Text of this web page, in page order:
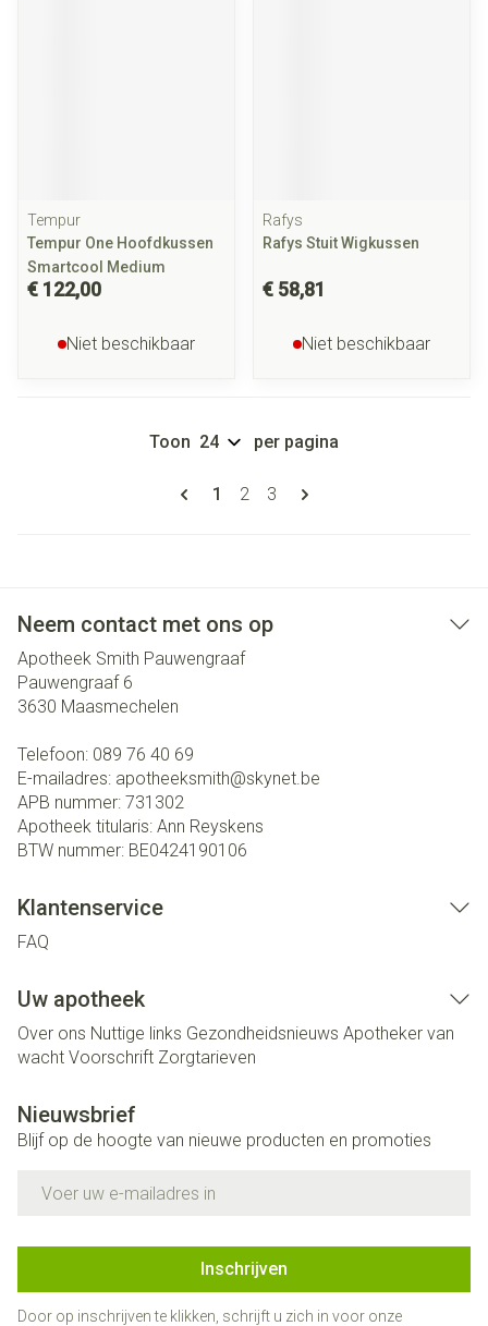
Tempur
Tempur One Hoofdkussen
Smartcool Medium
€ 122,00
Niet beschikbaar
Rafys
Rafys Stuit Wigkussen
€ 58,81
Niet beschikbaar
Pagina's
U lees momenteel pagina
1 Pagina
2 Pagina
3
Toon per pagina
Neem contact met ons op
Apotheek Smith Pauwengraaf
Pauwengraaf 6
3630 Maasmechelen
Telefoon: 089 76 40 69
E-mailadres: apotheeksmith@skynet.be
APB nummer: 731302
Apotheek titularis: Ann Reyskens
BTW nummer: BE0424190106
Klantenservice
FAQ
Uw apotheek
Over ons Nuttige links Gezondheidsnieuws Apotheker van
wacht Voorschrift Zorgtarieven
Nieuwsbrief
Blijf op de hoogte van nieuwe producten en promoties
Inschrijven
Door op inschrijven te klikken, schrijft u zich in voor onze